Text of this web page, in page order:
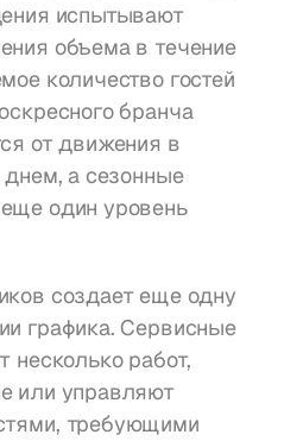
испытывают
объема в течение
количество гостей
бранча
от движения в
днем, а сезонные
один уровень
создает еще одну
графика. Сервисные
несколько работ,
или управляют
требующими